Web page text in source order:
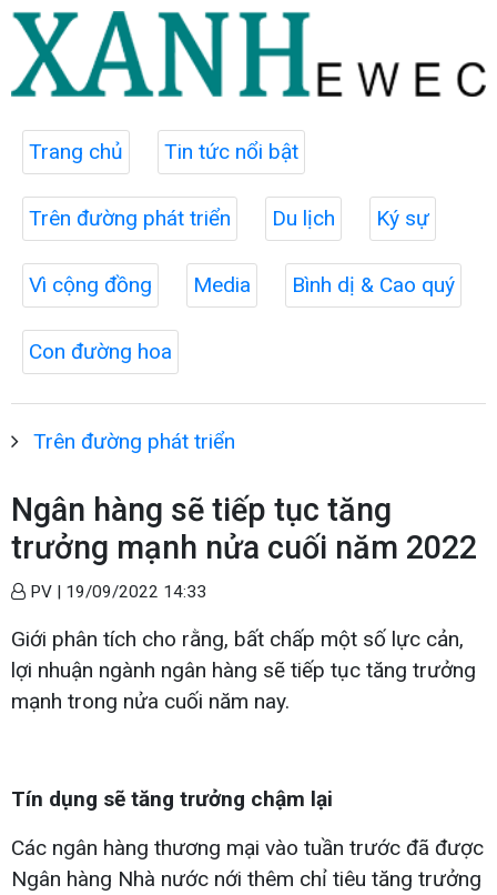
Trang chủ Tin tức nổi bật
Trên đường phát triển Du lịch Ký sự
Vì cộng đồng Media Bình dị & Cao quý
Con đường hoa
Trên đường phát triển
Ngân hàng sẽ tiếp tục tăng
trưởng mạnh nửa cuối năm 2022
PV | 19/09/2022 14:33
Giới phân tích cho rằng, bất chấp một số lực cản,
lợi nhuận ngành ngân hàng sẽ tiếp tục tăng trưởng
mạnh trong nửa cuối năm nay.
Tín dụng sẽ tăng trưởng chậm lại
Các ngân hàng thương mại vào tuần trước đã được
Ngân hàng Nhà nước nới thêm chỉ tiêu tăng trưởng